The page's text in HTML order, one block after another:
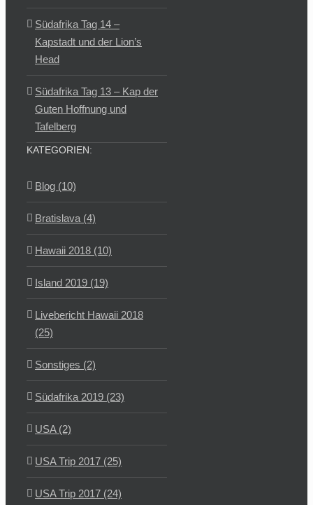
Südafrika Tag 14 –
Kapstadt und der Lion’s
Head
Südafrika Tag 13 – Kap der
Guten Hoffnung und
Tafelberg
KATEGORIEN:
Blog (10)
Bratislava (4)
Hawaii 2018 (10)
Island 2019 (19)
Livebericht Hawaii 2018
(25)
Sonstiges (2)
Südafrika 2019 (23)
USA (2)
USA Trip 2017 (25)
USA Trip 2017 (24)